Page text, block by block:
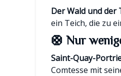
Der Wald und der
ein Teich, die zu
🛟 Nur
Saint-Quay-
Comtesse mit